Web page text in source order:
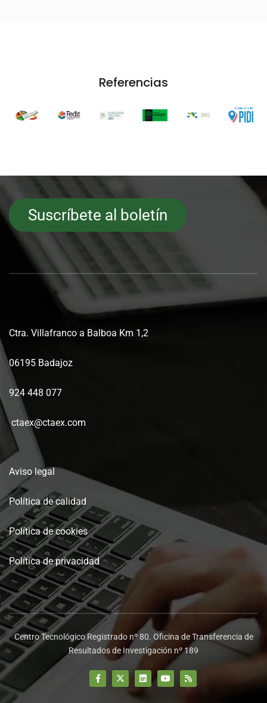
Referencias
Suscríbete al boletín
Ctra. Villafranco a Balboa Km 1,2
06195 Badajoz
924 448 077
ctaex@ctaex.com
Aviso legal
Política de calidad
Política de cookies
Política de privacidad
Centro Tecnológico Registrado nº 80. Oficina de Transferencia de
Resultados de Investigación nº 189